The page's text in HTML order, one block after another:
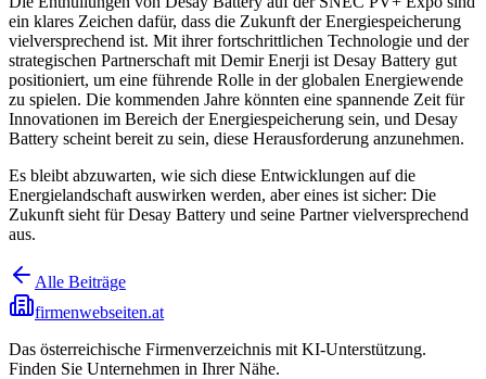
ein klares Zeichen dafür, dass die Zukunft der Energiespeicherung
vielversprechend ist. Mit ihrer fortschrittlichen Technologie und der
strategischen Partnerschaft mit Demir Enerji ist Desay Battery gut
positioniert, um eine führende Rolle in der globalen Energiewende
zu spielen. Die kommenden Jahre könnten eine spannende Zeit für
Innovationen im Bereich der Energiespeicherung sein, und Desay
Battery scheint bereit zu sein, diese Herausforderung anzunehmen.
Es bleibt abzuwarten, wie sich diese Entwicklungen auf die
Energielandschaft auswirken werden, aber eines ist sicher: Die
Zukunft sieht für Desay Battery und seine Partner vielversprechend
aus.
Alle Beiträge
firmenwebseiten.at
Das österreichische Firmenverzeichnis mit KI-Unterstützung.
Finden Sie Unternehmen in Ihrer Nähe.